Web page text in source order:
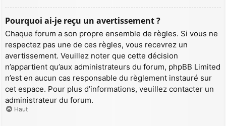
Pourquoi ai-je reçu un avertissement ?
Chaque forum a son propre ensemble de règles. Si vous ne
respectez pas une de ces règles, vous recevrez un
avertissement. Veuillez noter que cette décision
n’appartient qu’aux administrateurs du forum, phpBB Limited
n’est en aucun cas responsable du règlement instauré sur
cet espace. Pour plus d’informations, veuillez contacter un
administrateur du forum.
Haut